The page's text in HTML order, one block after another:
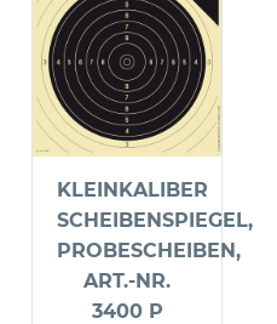
KLEINKALIBER
SCHEIBENSPIEGEL,
PROBESCHEIBEN,
ART.-NR.
3400 P